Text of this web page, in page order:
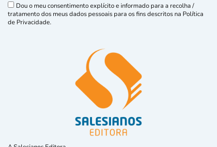
Dou o meu consentimento explícito e informado para a recolha /
tratamento dos meus dados pessoais para os fins descritos na Política
de Privacidade.